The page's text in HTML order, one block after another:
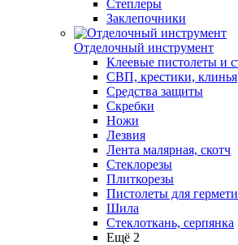
Степлеры
Заклепочники
Отделочный инструмент
Клеевые пистолеты и
СВП, крестики, клинья
Средства защиты
Скребки
Ножи
Лезвия
Лента малярная, скотч
Стеклорезы
Плиткорезы
Пистолеты для
Шила
Стеклоткань, серпянка
Ещё 2